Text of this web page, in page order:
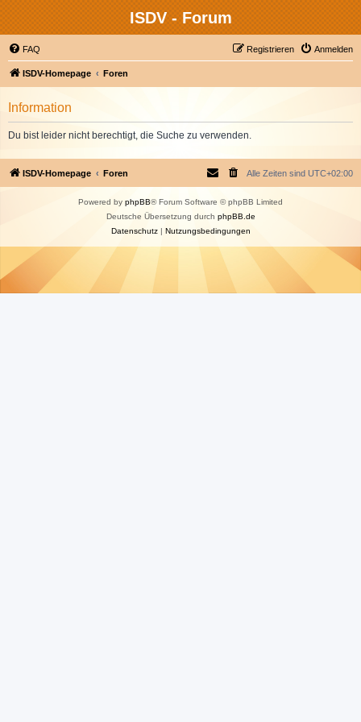
ISDV - Forum
FAQ Anmelden
Registrieren
ISDV-Homepage Foren
Information
Du bist leider nicht berechtigt, die Suche zu verwenden.
ISDV-Homepage Foren Alle Zeiten sind UTC+02:00
Powered by phpBB® Forum Software © phpBB Limited
Deutsche Übersetzung durch phpBB.de
Datenschutz| Nutzungsbedingungen